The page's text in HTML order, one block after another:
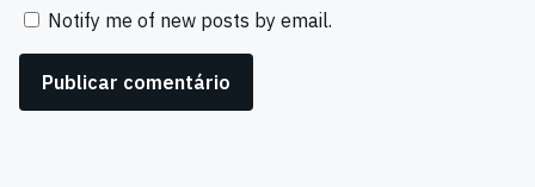
Notify me of new posts by email.